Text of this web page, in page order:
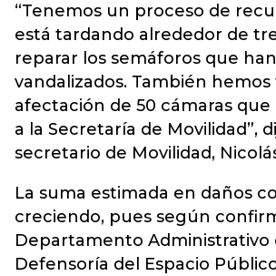
“Tenemos un proceso de
está tardando alrededor de
reparar los semáforos que
vandalizados. También hemos
afectación de 50 cámaras
a la Secretaría de Movilidad”,
secretario de Movilidad,
La suma estimada en daños
creciendo, pues según
Departamento Administrativo
Defensoría del Espacio